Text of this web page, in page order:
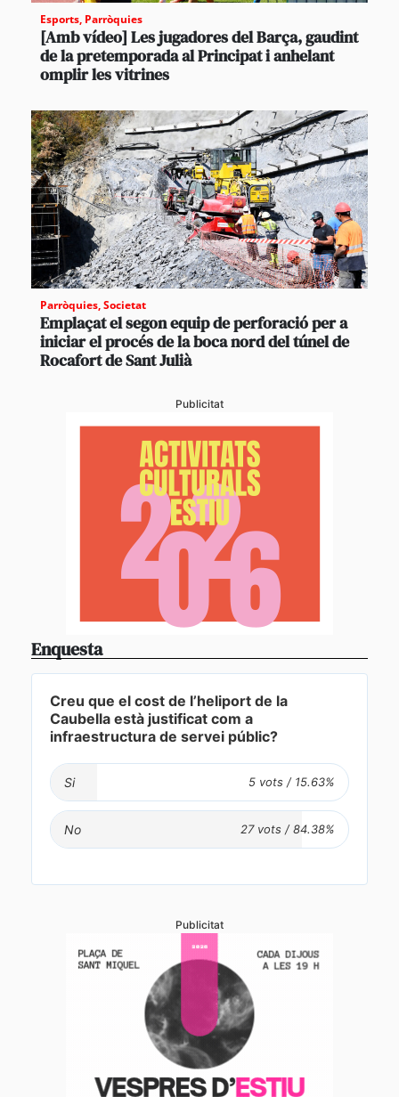
Esports, Parròquies
[Amb vídeo] Les jugadores del Barça, gaudint
de la pretemporada al Principat i anhelant
omplir les vitrines
Parròquies,Societat
Emplaçat el segon equip de perforació per a
iniciar el procés de la boca nord del túnel de
Rocafort de Sant Julià
Publicitat
Enquesta
Creu que el cost de l’heliport de la
Caubella està justificat com a
infraestructura de servei públic?
Si
No
Publicitat